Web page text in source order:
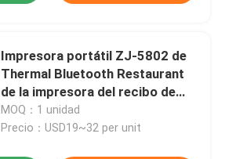
Impresora portátil ZJ-5802 de
Thermal Bluetooth Restaurant
de la impresora del recibo de
58m m
MOQ：1 unidad
Precio：USD19~32 per unit